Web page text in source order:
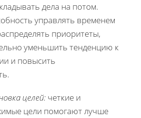
дела на потом.
управлять временем
приоритеты,
уменьшить тенденцию к
и повысить
целей: четкие и
цели помогают лучше